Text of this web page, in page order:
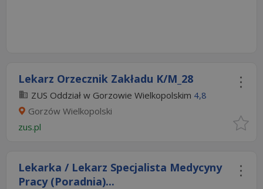
Lekarz Orzecznik Zakładu K/M_28
ZUS Oddział w Gorzowie Wielkopolskim 4,8
Gorzów Wielkopolski
zus.pl
Lekarka / Lekarz Specjalista Medycyny
Pracy (Poradnia)...